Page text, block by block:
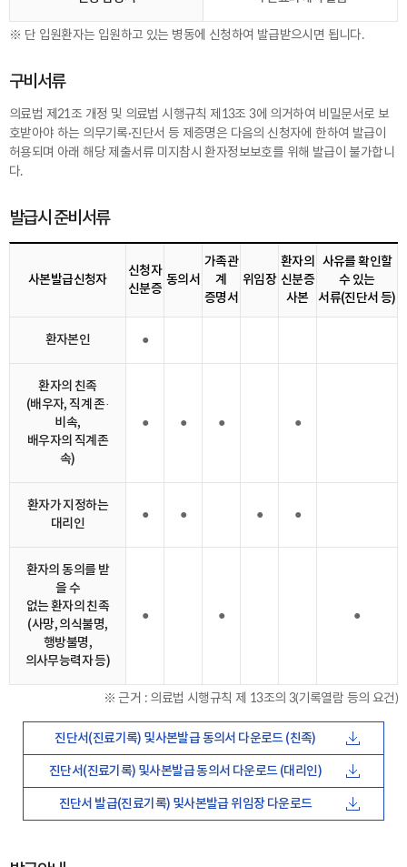
※ 단 입원환자는 입원하고 있는 병동에 신청하여 발급받으시면 됩니다.
구비서류
의료법 제21조 개정 및 의료법 시행규칙 제13조 3에 의거하여 비밀문서로 보
호받아야 하는 의무기록·진단서 등 제증명은 다음의 신청자에 한하여 발급이
허용되며 아래 해당 제출서류 미지참시 환자정보보호를 위해 발급이 불가합니
다.
발급시 준비서류
사본발급신청자
신청자
신분증
동의서
가족관
계
증명서
위임장
환자의
신분증
사본
사유를 확인할
수 있는
서류(진단서 등)
환자본인 ●
환자의 친족
(배우자, 직계 존·
비속,
배우자의 직계존
속)
● ● ● ●
환자가 지정하는
대리인
● ● ● ●
환자의 동의를 받
을 수
없는 환자의 친족
(사망, 의식불명,
행방불명,
의사무능력자 등)
● ● ●
※ 근거 : 의료법 시행규칙 제 13조의 3(기록열람 등의 요건)
진단서(진료기록) 및사본발급 동의서 다운로드 (친족)
진단서(진료기록) 및사본발급 동의서 다운로드 (대리인)
진단서 발급(진료기록) 및사본발급 위임장 다운로드